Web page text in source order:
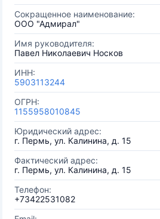
Сокращенное наименование:
ООО "Адмирал"
Имя руководителя:
Павел Николаевич Носков
ИНН:
5903113244
ОГРН:
1155958010845
Юридический адрес:
г. Пермь, ул. Калинина, д. 15
Фактический адрес:
г. Пермь, ул. Калинина, д. 15
Телефон:
+73422531082